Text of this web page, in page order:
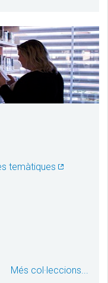
temàtiques
Més col·leccions...